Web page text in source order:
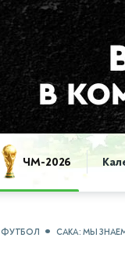
ЧМ-2026
ФУТБОЛ САКА: МЫ